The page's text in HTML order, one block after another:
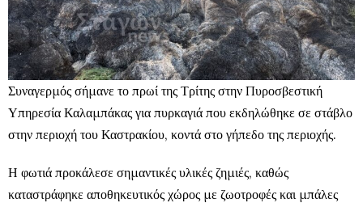
Συναγερμός σήμανε το πρωί της Τρίτης στην Πυροσβεστική
Υπηρεσία Καλαμπάκας για πυρκαγιά που εκδηλώθηκε σε στάβλο
στην περιοχή του Καστρακίου, κοντά στο γήπεδο της περιοχής.
Η φωτιά προκάλεσε σημαντικές υλικές ζημιές, καθώς
καταστράφηκε αποθηκευτικός χώρος με ζωοτροφές και μπάλες